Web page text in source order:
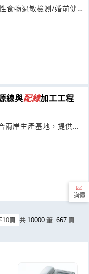
食物過敏檢測/婚前健
線與配線加工工程
兩岸生產基地，提供
10頁 共 10000 筆 667 頁
詢價